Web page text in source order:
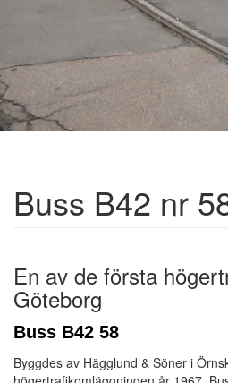
Buss B42 nr
En av de första
Göteborg
Buss B42 58
Byggdes av Hägglund & Söner i